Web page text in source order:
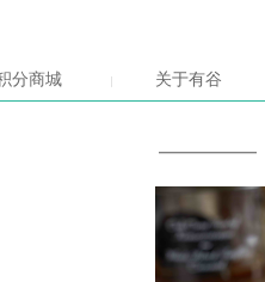
分商城 关于有谷